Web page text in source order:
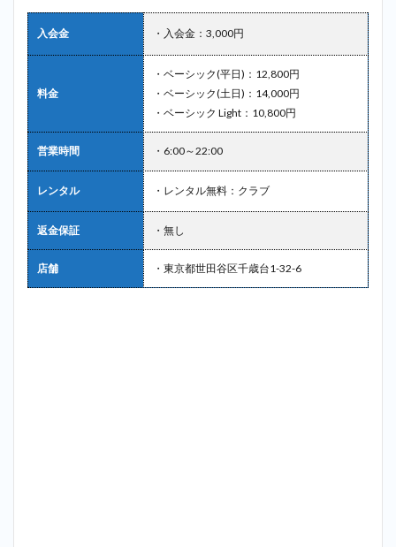
入会金 ・入会金：3,000円
料金
・ベーシック(平日)：12,800円
・ベーシック(土日)：14,000円
・ベーシック Light：10,800円
営業時間 ・6:00～22:00
レンタル ・レンタル無料：クラブ
返金保証 ・無し
店舗 ・東京都世田谷区千歳台1-32-6